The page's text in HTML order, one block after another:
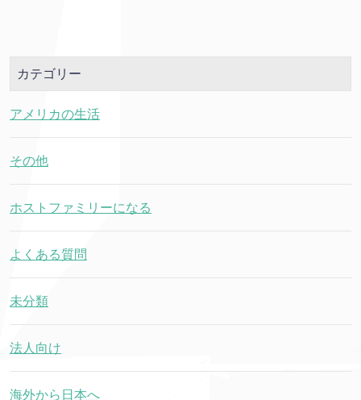
カテゴリー
アメリカの生活
その他
ホストファミリーになる
よくある質問
未分類
法人向け
海外から日本へ